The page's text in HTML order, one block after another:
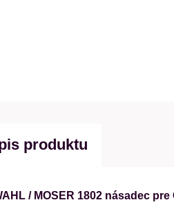
produktu
/ MOSER 1802 násadec